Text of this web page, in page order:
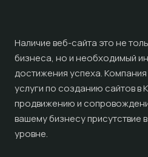
Наличие веб-сайта это не
бизнеса, но и необходимый
достижения успеха.
услуги по созданию сайтов в
продвижению и
вашему бизнесу присутствие
уровне.